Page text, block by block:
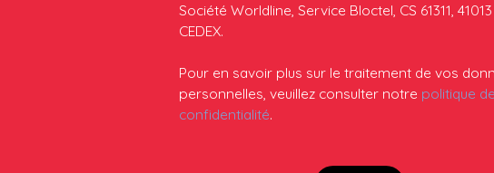
Société Worldline, Service Bloctel, CS 61311, 41013
CEDEX.
Pour en savoir plus sur le traitement de vos
personnelles, veuillez consulter notre politique de
confidentialité.